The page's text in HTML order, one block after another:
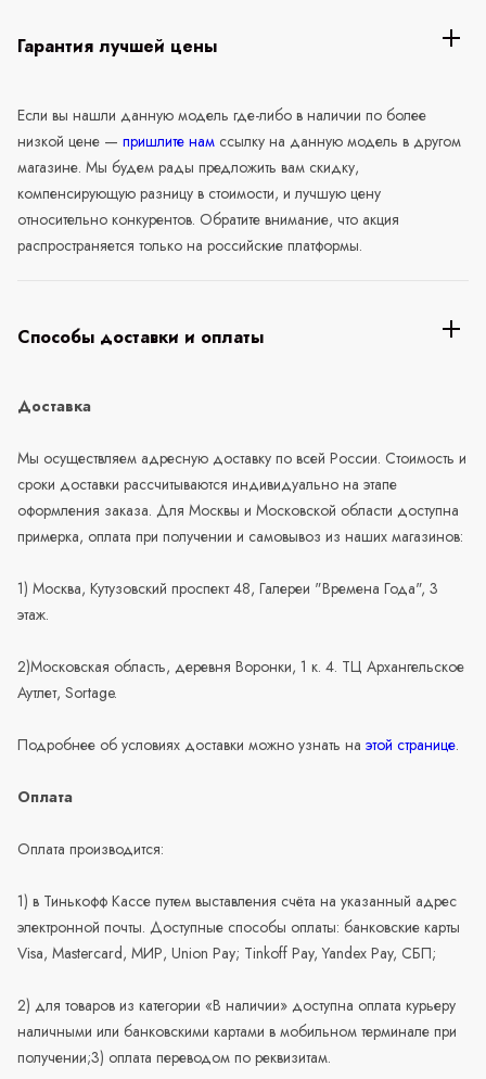
Гарантия лучшей цены
Если вы нашли данную модель где-либо в наличии по более
низкой цене — пришлите нам ссылку на данную модель в другом
магазине. Мы будем рады предложить вам скидку,
компенсирующую разницу в стоимости, и лучшую цену
относительно конкурентов. Обратите внимание, что акция
распространяется только на российские платформы.
Способы доставки и оплаты
Доставка
Мы осуществляем адресную доставку по всей России. Стоимость и
сроки доставки рассчитываются индивидуально на этапе
оформления заказа. Для Москвы и Московской области доступна
примерка, оплата при получении и самовывоз из наших магазинов:
1) Москва, Кутузовский проспект 48, Галереи "Времена Года", 3
этаж.
2)Московская область, деревня Воронки, 1 к. 4. ТЦ Архангельское
Аутлет, Sortage.
Подробнее об условиях доставки можно узнать на этой странице.
Оплата
Оплата производится:
1) в Тинькофф Кассе путем выставления счёта на указанный адрес
электронной почты. Доступные способы оплаты: банковские карты
Visa, Mastercard, МИР, Union Pay; Tinkoff Pay, Yandex Pay, СБП;
2) для товаров из категории «В наличии» доступна оплата курьеру
наличными или банковскими картами в мобильном терминале при
получении;3) оплата переводом по реквизитам.